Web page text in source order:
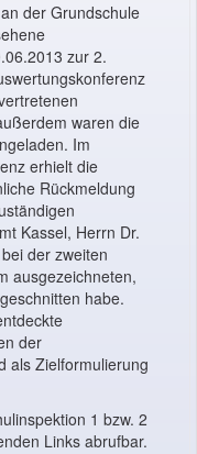
der Grundschule
zur 2.
waren die
Im
erhielt die
Rückmeldung
Kassel, Herrn Dr.
der zweiten
ausgezeichneten,
habe.
der
als Zielformulierung
1 bzw. 2
Links abrufbar.